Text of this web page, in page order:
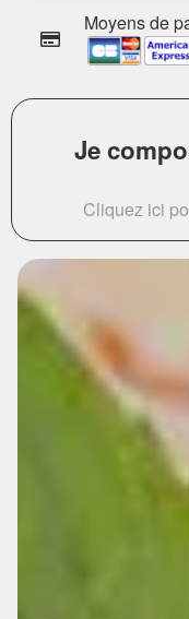
Moyens de
Je
Cliquez ici